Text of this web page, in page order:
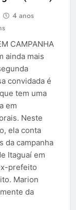
4 anos
CAMPANHA
ainda mais
convidada é
tem uma
em
Neste
ela conta
da campanha
Itaguaí em
prefeito
Marion
da